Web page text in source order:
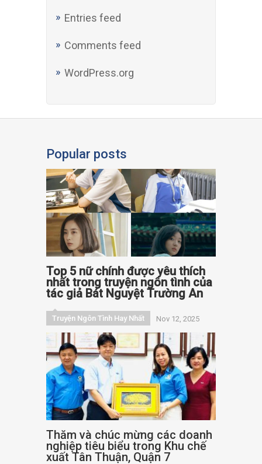
Entries feed
Comments feed
WordPress.org
Popular posts
Top 5 nữ chính được yêu thích
nhất trong truyện ngôn tình của
tác giả Bát Nguyệt Trường An
Truyện Ngôn Tình Hay Nhất Nov 12, 2025
Thăm và chúc mừng các doanh
nghiệp tiêu biểu trong Khu chế
xuất Tân Thuận, Quận 7